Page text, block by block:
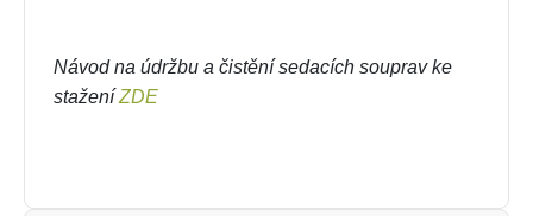
Návod na údržbu a čistění sedacích souprav ke
staženíZDE